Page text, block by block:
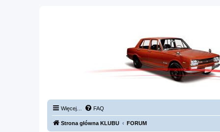
Więcej… FAQ
Strona główna KLUBU FORUM